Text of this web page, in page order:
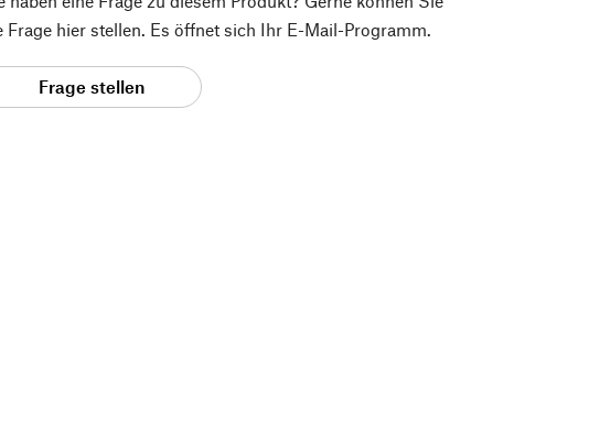
Frage hier stellen. Es öffnet sich Ihr E-Mail-Programm.
Frage stellen